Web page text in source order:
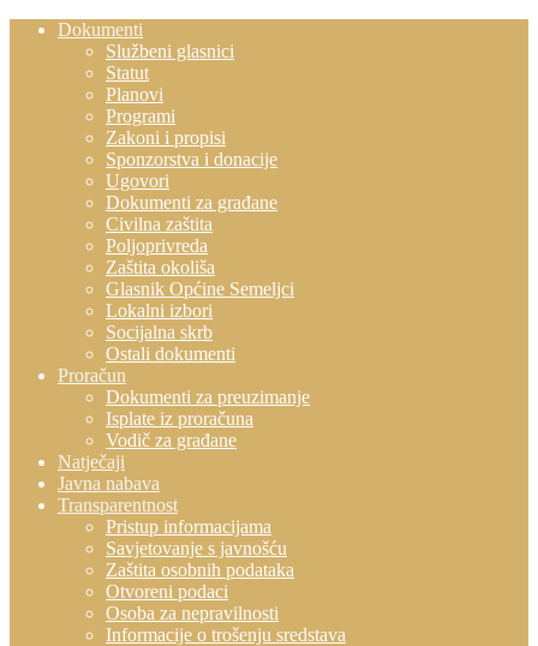
Dokumenti
Službeni glasnici
Statut
Planovi
Programi
Zakoni i propisi
Sponzorstva i donacije
Ugovori
Dokumenti za građane
Civilna zaštita
Poljoprivreda
Zaštita okoliša
Glasnik Općine Semeljci
Lokalni izbori
Socijalna skrb
Ostali dokumenti
Proračun
Dokumenti za preuzimanje
Isplate iz proračuna
Vodič za građane
Natječaji
Javna nabava
Transparentnost
Pristup informacijama
Savjetovanje s javnošću
Zaštita osobnih podataka
Otvoreni podaci
Osoba za nepravilnosti
Informacije o trošenju sredstava